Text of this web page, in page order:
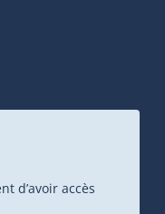
d’avoir accès